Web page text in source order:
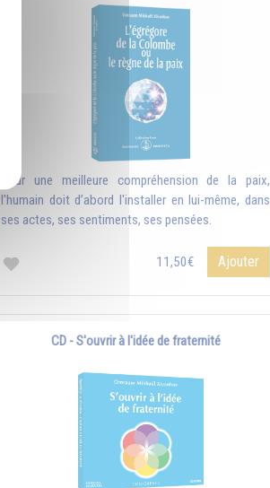
Pour une meilleure compréhension de la paix,
l'humain doit d’abord l'installer en lui-même, dans
ses actes, ses sentiments, ses pensées.
11,50€ Ajouter
CD - S'ouvrir à l'idée de fraternité